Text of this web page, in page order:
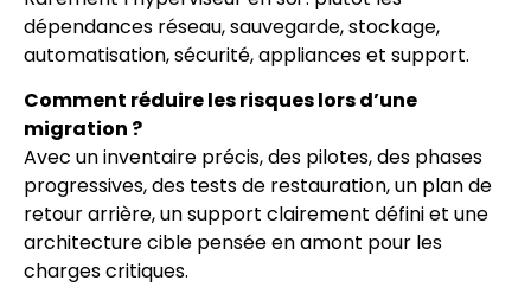
dépendances réseau, sauvegarde, stockage,
automatisation, sécurité, appliances et support.
Comment réduire les risques lors d’une
migration ?
Avec un inventaire précis, des pilotes, des phases
progressives, des tests de restauration, un plan de
retour arrière, un support clairement défini et une
architecture cible pensée en amont pour les
charges critiques.